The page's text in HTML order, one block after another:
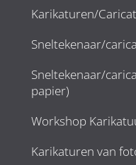
Karikaturen/
Sneltekenaar/
Sneltekenaar/
papier)
Workshop
Karikaturen van